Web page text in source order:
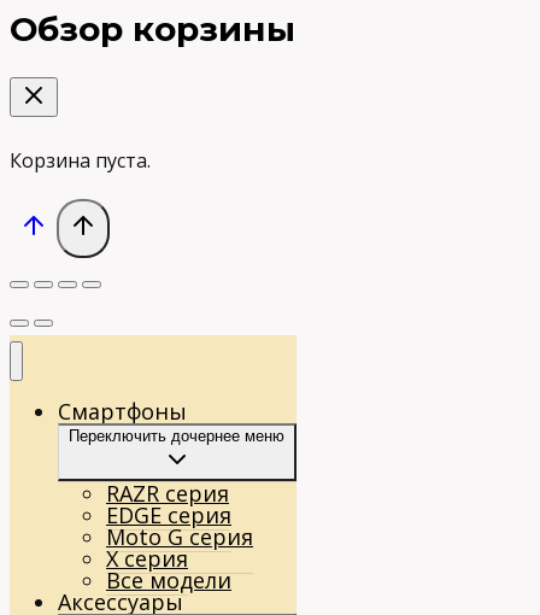
Обзор корзины
Корзина пуста.
Смартфоны
Переключить дочернее меню
RAZR серия
EDGE серия
Moto G серия
X серия
Все модели
Аксессуары